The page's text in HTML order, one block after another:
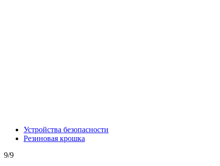
Устройства безопасности
Резиновая крошка
9/9